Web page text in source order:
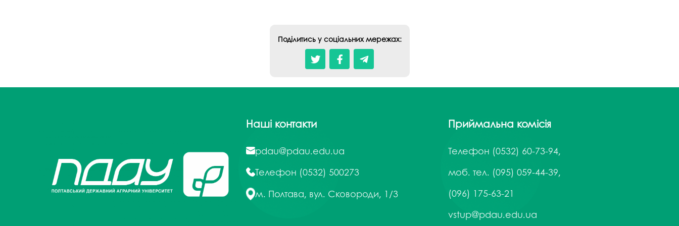
Поділитись у соціальних мережах:
Наші контакти
pdau@pdau.edu.ua
Телефон (0532) 500273
м. Полтава, вул. Сковороди, 1/3
Приймальна комісія
Телефон (0532) 60-73-94,
моб. тел. (095) 059-44-39,
(096) 175-63-21
vstup@pdau.edu.ua